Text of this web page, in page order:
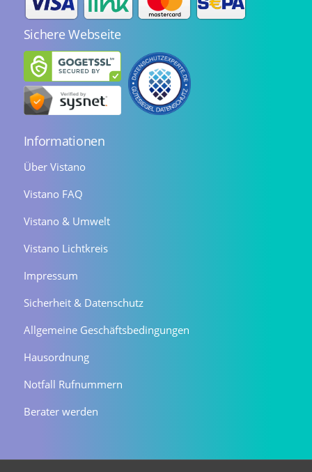
Sichere Webseite
Informationen
Über Vistano
Vistano FAQ
Vistano & Umwelt
Vistano Lichtkreis
Impressum
Sicherheit & Datenschutz
Allgemeine Geschäftsbedingungen
Hausordnung
Notfall Rufnummern
Berater werden